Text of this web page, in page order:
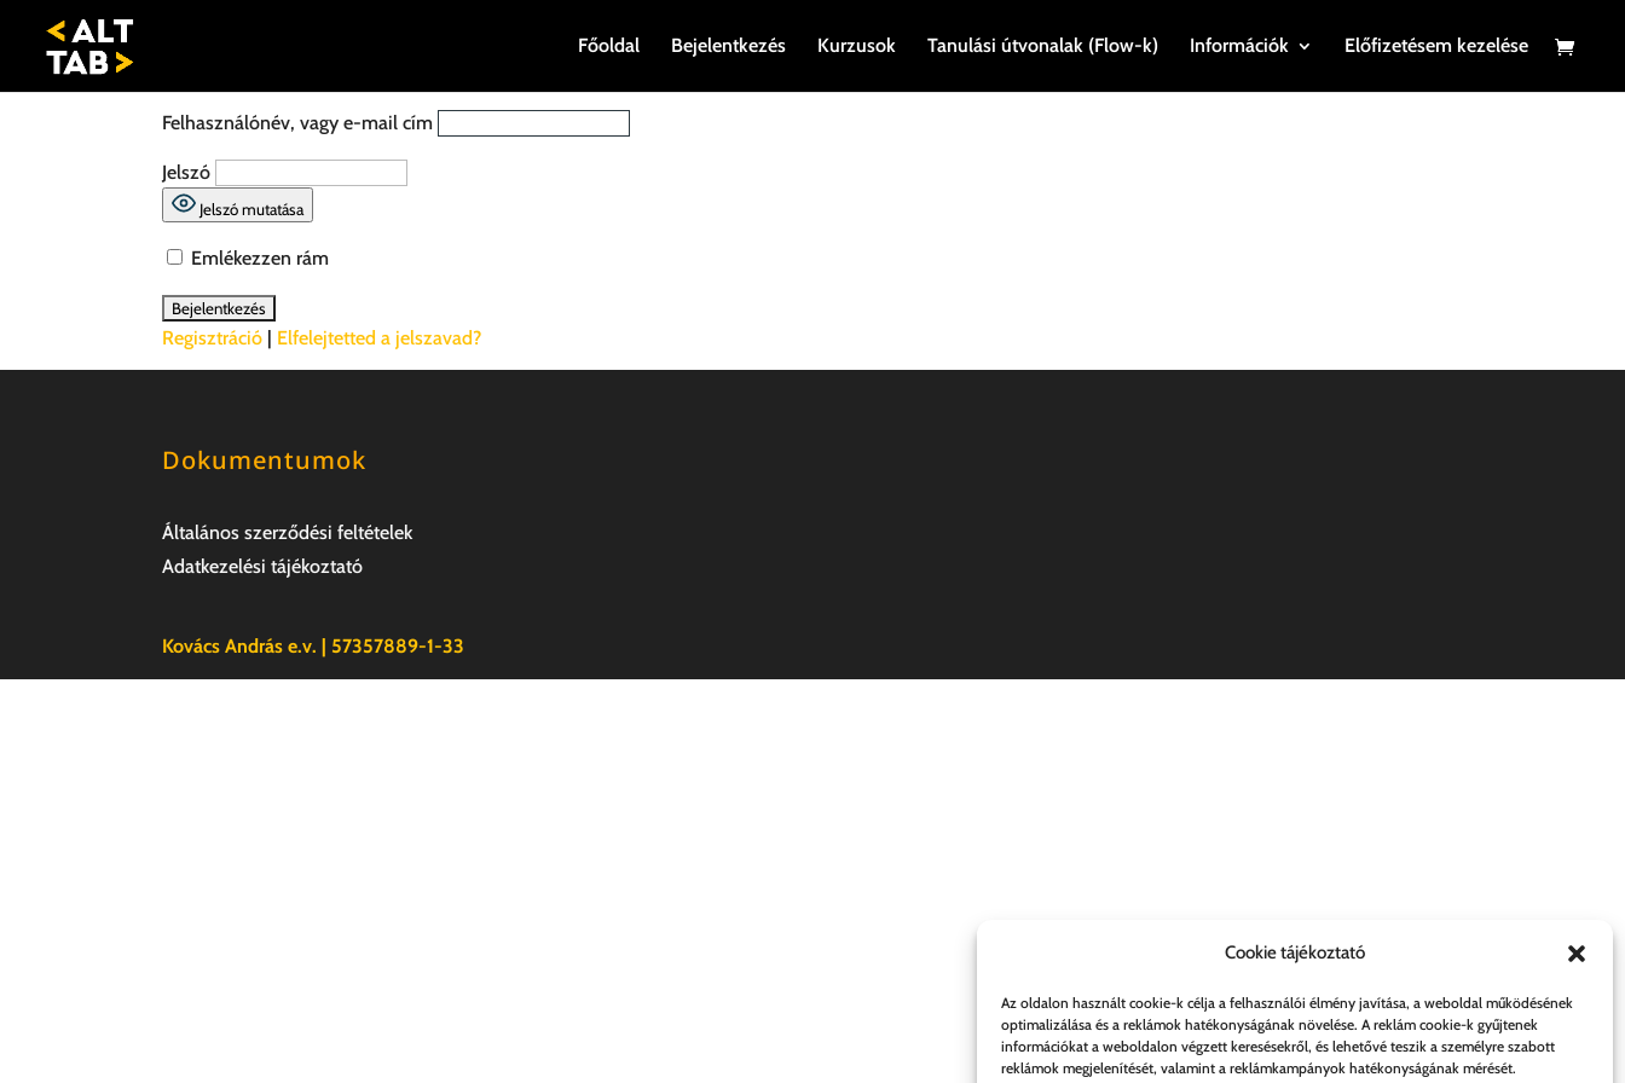
Cookie tájékoztató
Az oldalon használt cookie-k célja a felhasználói élmény javítása, a weboldal működésének
optimalizálása és a reklámok hatékonyságának növelése. A reklám cookie-k gyűjtenek
információkat a weboldalon végzett keresésekről, és lehetővé teszik a személyre szabott
reklámok megjelenítését, valamint a reklámkampányok hatékonyságának mérését.
Főoldal Bejelentkezés Kurzusok Tanulási útvonalak (Flow-k) Információk Előfizetésem kezelése
Felhasználónév, vagy e-mail cím
Jelszó
Jelszó mutatása
Emlékezzen rám
Regisztráció Elfelejtetted a jelszavad?
Dokumentumok
Általános szerződési feltételek
Adatkezelési tájékoztató
Kovács András e.v. | 57357889-1-33